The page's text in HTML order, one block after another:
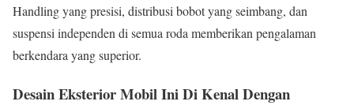
Handling yang presisi, distribusi bobot yang seimbang, dan
suspensi independen di semua roda memberikan pengalaman
berkendara yang superior.
Desain Eksterior Mobil Ini Di Kenal Dengan